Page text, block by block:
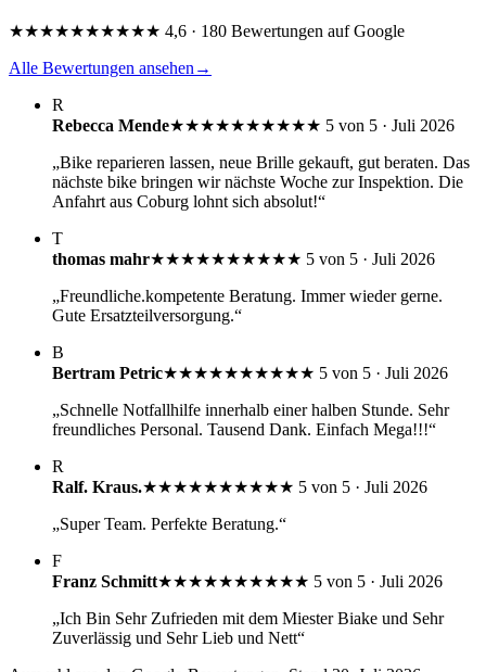
★★★★★★★★★★ 4,6 · 180 Bewertungen auf Google
Alle Bewertungen ansehen→
R
Rebecca Mende★★★★★★★★★★ 5 von 5 · Juli 2026
„Bike reparieren lassen, neue Brille gekauft, gut beraten. Das
nächste bike bringen wir nächste Woche zur Inspektion. Die
Anfahrt aus Coburg lohnt sich absolut!“
T
thomas mahr★★★★★★★★★★ 5 von 5 · Juli 2026
„Freundliche.kompetente Beratung. Immer wieder gerne.
Gute Ersatzteilversorgung.“
B
Bertram Petric★★★★★★★★★★ 5 von 5 · Juli 2026
„Schnelle Notfallhilfe innerhalb einer halben Stunde. Sehr
freundliches Personal. Tausend Dank. Einfach Mega!!!“
R
Ralf. Kraus.★★★★★★★★★★ 5 von 5 · Juli 2026
„Super Team. Perfekte Beratung.“
F
Franz Schmitt★★★★★★★★★★ 5 von 5 · Juli 2026
„Ich Bin Sehr Zufrieden mit dem Miester Biake und Sehr
Zuverlässig und Sehr Lieb und Nett“